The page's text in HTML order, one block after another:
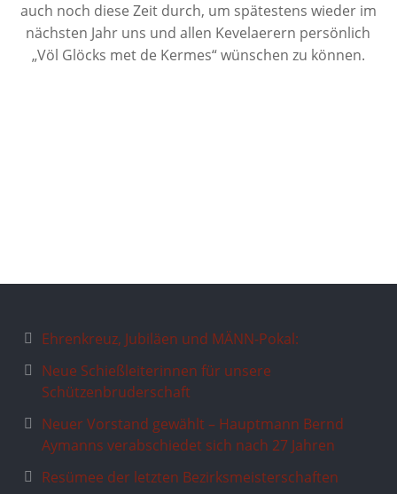
auch noch diese Zeit durch, um spätestens wieder im
nächsten Jahr uns und allen Kevelaerern persönlich
„Völ Glöcks met de Kermes“ wünschen zu können.
Ehrenkreuz, Jubiläen und MÄNN-Pokal:
Neue Schießleiterinnen für unsere
Schützenbruderschaft
Neuer Vorstand gewählt – Hauptmann Bernd
Aymanns verabschiedet sich nach 27 Jahren
Resümee der letzten Bezirksmeisterschaften